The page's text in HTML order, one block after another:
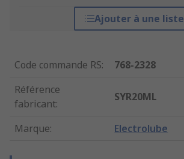
Ajouter à une liste
Code commande RS:
768-2328
Référence
fabricant:
SYR20ML
Marque: Electrolube